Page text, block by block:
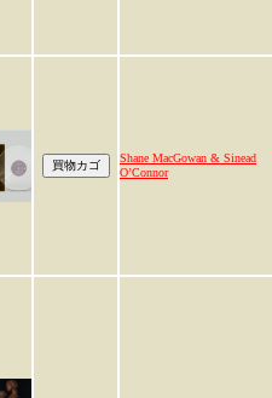
Shane MacGowan & Sinead
O’Connor